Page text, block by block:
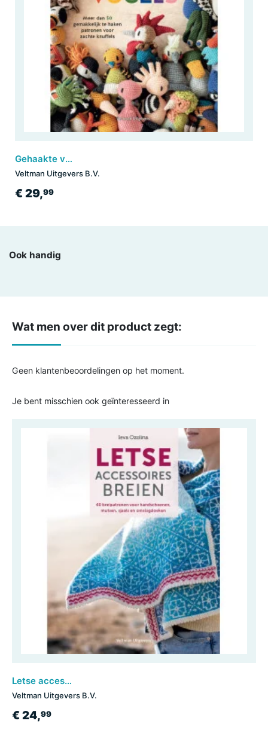
Gehaakte vogels
Veltman Uitgevers B.V.
€ 29,99
Ook handig
Wat men over dit product zegt:
Geen klantenbeoordelingen op het moment.
Je bent misschien ook geïnteresseerd in
Letse accessoires breien
Veltman Uitgevers B.V.
€ 24,99